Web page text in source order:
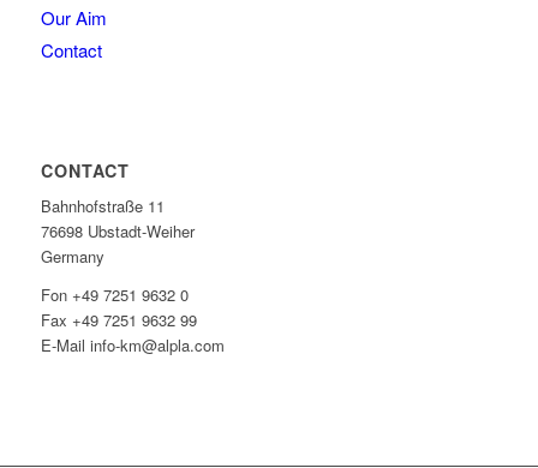
Our Aim
Contact
CONTACT
Bahnhofstraße 11
76698 Ubstadt-Weiher
Germany
Fon +49 7251 9632 0
Fax +49 7251 9632 99
E-Mail info-km@alpla.com